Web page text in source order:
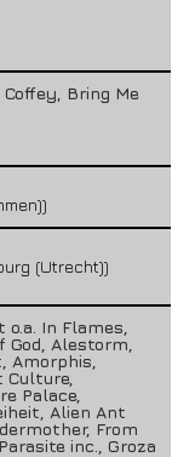
Bring Me
(Utrecht))
In Flames,
God, Alestorm,
Amorphis,
Culture,
Palace,
Alien Ant
From
inc., Groza